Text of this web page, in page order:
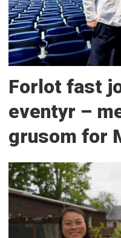
Forlot fast
eventyr –
grusom for